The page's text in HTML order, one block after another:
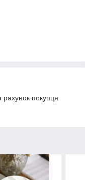
рахунок покупця